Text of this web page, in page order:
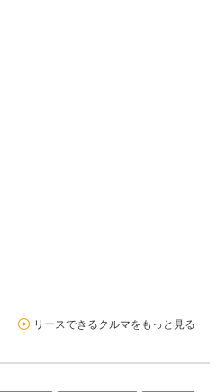
リースできるクルマをもっと見る